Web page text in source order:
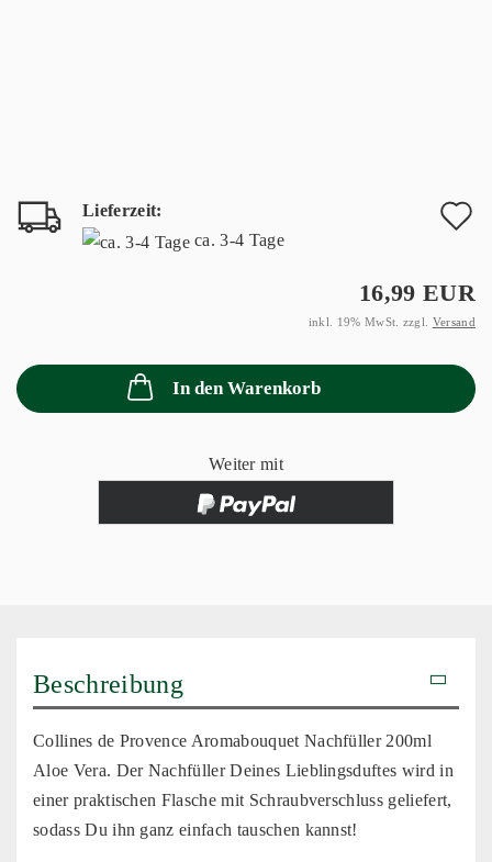
Lieferzeit:
ca. 3-4 Tage
16,99 EUR
inkl. 19% MwSt. zzgl. Versand
In den Warenkorb
Weiter mit
Beschreibung
Collines de Provence Aromabouquet Nachfüller 200ml
Aloe Vera. Der Nachfüller Deines Lieblingsduftes wird in
einer praktischen Flasche mit Schraubverschluss geliefert,
sodass Du ihn ganz einfach tauschen kannst!